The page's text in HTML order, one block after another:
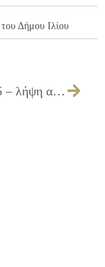
του Δήμου Ιλίου
040/2026 – λήψη απόφασης για την αποδοχή δωρεάς ολικής ανακαίνισης των εγκαταστάσεων του Κλειστού Γυμναστηρίου του 4ου Δημοτικού Σχολείου Ιλίου